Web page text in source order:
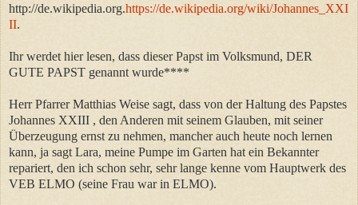
http://de.wikipedia.org.https://de.wikipedia.org/wiki/Johannes_XXI
II.
Ihr werdet hier lesen, dass dieser Papst im Volksmund, DER
GUTE PAPST genannt wurde****
Herr Pfarrer Matthias Weise sagt, dass von der Haltung des Papstes
Johannes XXIII , den Anderen mit seinem Glauben, mit seiner
Überzeugung ernst zu nehmen, mancher auch heute noch lernen
kann, ja sagt Lara, meine Pumpe im Garten hat ein Bekannter
repariert, den ich schon sehr, sehr lange kenne vom Hauptwerk des
VEB ELMO (seine Frau war in ELMO).